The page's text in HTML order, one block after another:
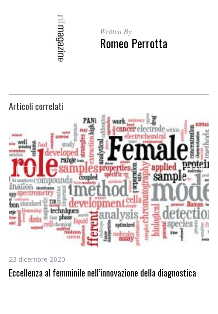
Written By
Romeo Perrotta
Articoli correlati
23 dicembre 2020
Eccellenza al femminile nell’innovazione della diagnostica